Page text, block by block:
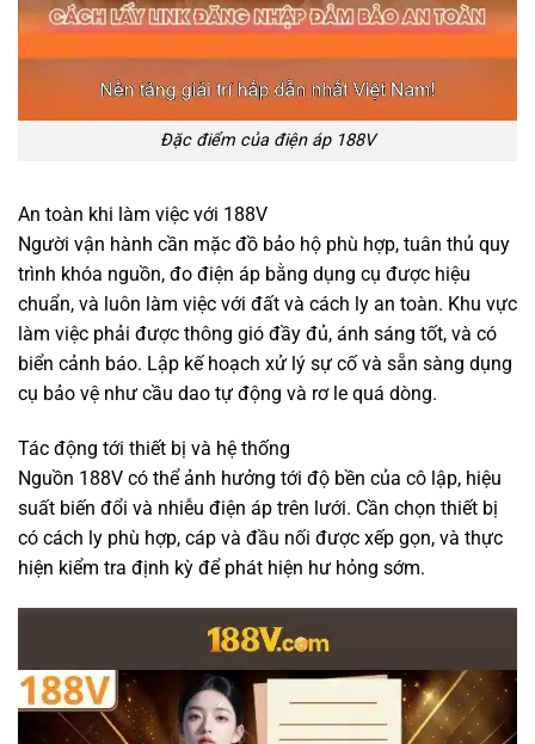
Đặc điểm của điện áp 188V
An toàn khi làm việc với 188V
Người vận hành cần mặc đồ bảo hộ phù hợp, tuân thủ quy
trình khóa nguồn, đo điện áp bằng dụng cụ được hiệu
chuẩn, và luôn làm việc với đất và cách ly an toàn. Khu vực
làm việc phải được thông gió đầy đủ, ánh sáng tốt, và có
biển cảnh báo. Lập kế hoạch xử lý sự cố và sẵn sàng dụng
cụ bảo vệ như cầu dao tự động và rơ le quá dòng.
Tác động tới thiết bị và hệ thống
Nguồn 188V có thể ảnh hưởng tới độ bền của cô lập, hiệu
suất biến đổi và nhiễu điện áp trên lưới. Cần chọn thiết bị
có cách ly phù hợp, cáp và đầu nối được xếp gọn, và thực
hiện kiểm tra định kỳ để phát hiện hư hỏng sớm.